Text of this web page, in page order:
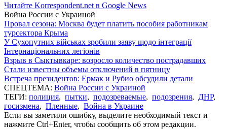
Читайте Korrespondent.net в Google News
Война России с Украиной
Провал сезона: Москва будет платить пособия работникам
турсектора Крыма
У Сухопутних військах зробили заяву щодо інтеграції
Інтернаціональних легіонів
Взрыв в Сыктывкаре: возросло количество пострадавших
Стали известны объемы отключений в пятницу
Встреча президентов: Ермак и Рубио обсудили детали
СПЕЦТЕМА: Война России с Украиной
ТЕГИ: полиция, пытки, подозреваемые, подозрения, ДНР,
госизмена, Пленные, Война в Украине
Если вы заметили ошибку, выделите необходимый текст и
нажмите Ctrl+Enter, чтобы сообщить об этом редакции.